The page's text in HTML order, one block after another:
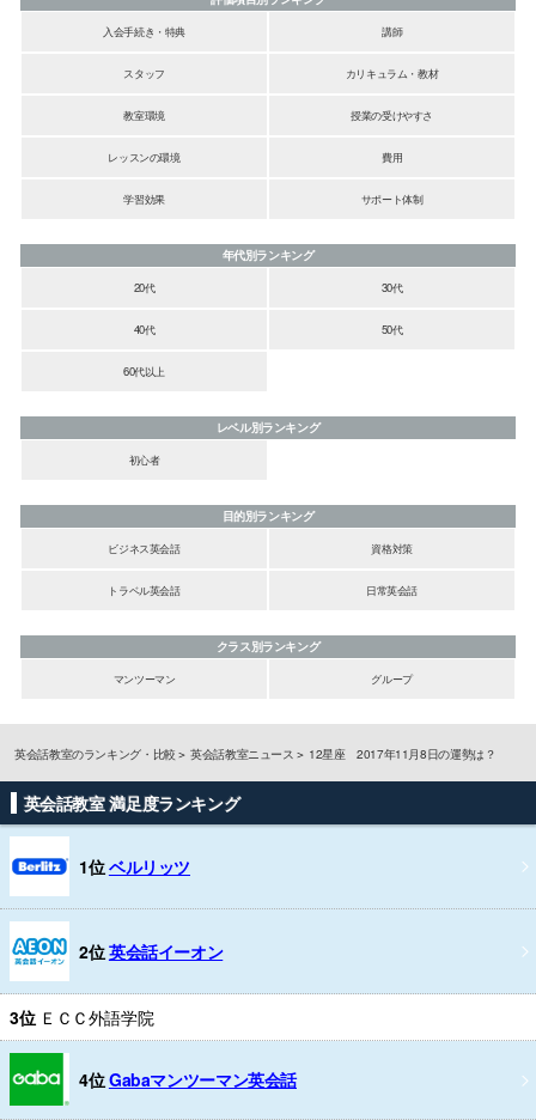
入会手続き・特典
講師
スタッフ カリキュラム・教材
教室環境 授業の受けやすさ
レッスンの環境 費用
学習効果 サポート体制
年代別ランキング
20代
30代
40代 50代
60代以上
レベル別ランキング
初心者
目的別ランキング
ビジネス英会話
資格対策
トラベル英会話 日常英会話
クラス別ランキング
マンツーマン
グループ
英会話教室のランキング・比較 英会話教室ニュース 12星座 2017年11月8日の運勢は？
英会話教室 満足度ランキング
1位ベルリッツ
2位英会話イーオン
3位 ＥＣＣ外語学院
4位Gabaマンツーマン英会話